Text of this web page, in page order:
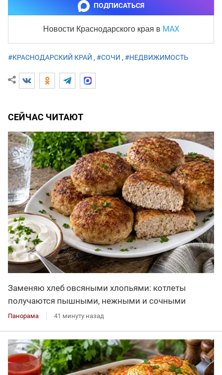
ПОДПИСАТЬСЯ
Новости Краснодарского края в MAX
#КРАСНОДАРСКИЙ КРАЙ , #СОЧИ , #НЕДВИЖИМОСТЬ
СЕЙЧАС ЧИТАЮТ
Заменяю хлеб овсяными хлопьями: котлеты
получаются пышными, нежными и сочными
Панорама 41 минуту назад